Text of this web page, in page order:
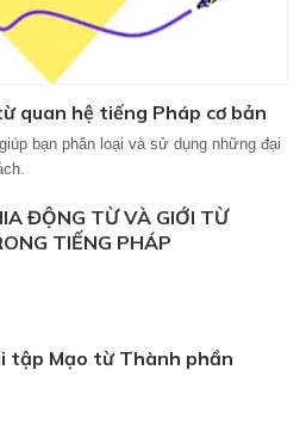
quan hệ tiếng Pháp cơ bản
bạn phân loại và sử dụng những đại
ĐỘNG TỪ VÀ GIỚI TỪ
TIẾNG PHÁP
tập Mạo từ Thành phần